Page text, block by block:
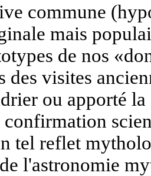
commune
mais
de nos
des visites
ou apporté la
confirmation
tel reflet
l'astronomie